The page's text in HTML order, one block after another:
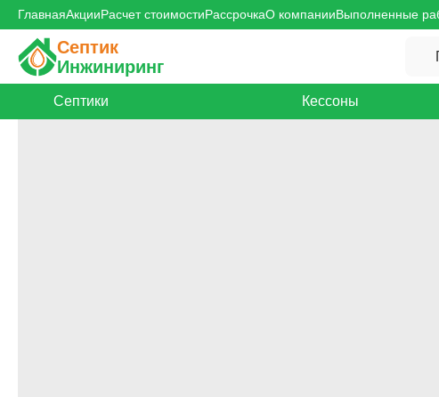
ГлавнаяАкцииРасчет стоимостиРассрочкаО компанииВыполненные
Септик
Инжиниринг
Септики Кессоны